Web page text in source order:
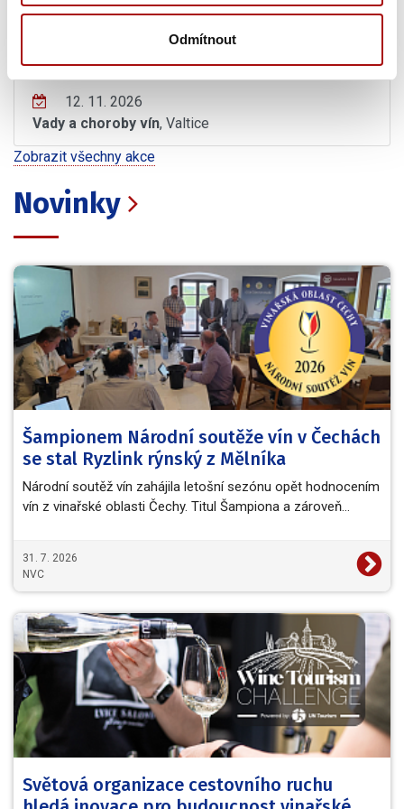
Odmítnout
Čtvrtek, 12. 11. 2026
12. 11. 2026
Vady a choroby vín, Valtice
Zobrazit všechny akce
Novinky
Šampionem Národní soutěže vín v Čechách
se stal Ryzlink rýnský z Mělníka
Národní soutěž vín zahájila letošní sezónu opět hodnocením
vín z vinařské oblasti Čechy. Titul Šampiona a zároveň…
31. 7. 2026
NVC
Světová organizace cestovního ruchu